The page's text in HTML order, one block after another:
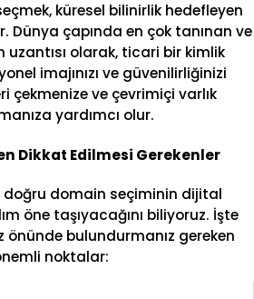
küresel bilinirlik hedefleyen
Dünya çapında en çok tanınan ve
olarak, ticari bir kimlik
imajınızı ve güvenilirliğinizi
çekmenize ve çevrimiçi varlık
yardımcı olur.
Dikkat Edilmesi Gerekenler
doğru domain seçiminin dijital
öne taşıyacağını biliyoruz. İşte
önünde bulundurmanız gereken
noktalar: